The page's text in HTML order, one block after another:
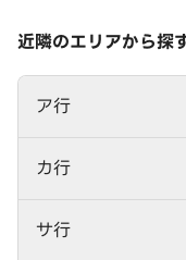
近隣のエリアから探
ア行
カ行
サ行